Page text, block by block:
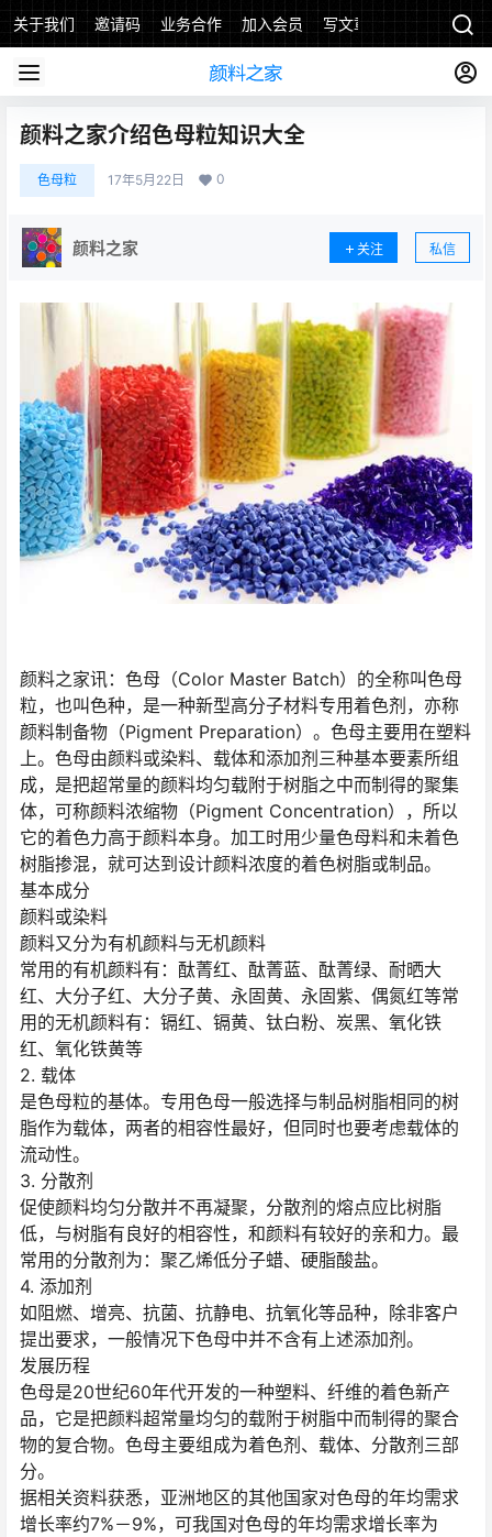
关于我们 邀请码 业务合作 加入会员 写文章
颜料之家介绍色母粒知识大全
色母粒 17年5月22日 0
颜料之家 关注 私信
颜料之家讯：色母（Color Master Batch）的全称叫色母
粒，也叫色种，是一种新型高分子材料专用着色剂，亦称
颜料制备物（Pigment Preparation）。色母主要用在塑料
上。色母由颜料或染料、载体和添加剂三种基本要素所组
成，是把超常量的颜料均匀载附于树脂之中而制得的聚集
体，可称颜料浓缩物（Pigment Concentration），所以
它的着色力高于颜料本身。加工时用少量色母料和未着色
树脂掺混，就可达到设计颜料浓度的着色树脂或制品。
基本成分
颜料或染料
颜料又分为有机颜料与无机颜料
常用的有机颜料有：酞菁红、酞菁蓝、酞菁绿、耐晒大
红、大分子红、大分子黄、永固黄、永固紫、偶氮红等常
用的无机颜料有：镉红、镉黄、钛白粉、炭黑、氧化铁
红、氧化铁黄等
2. 载体
是色母粒的基体。专用色母一般选择与制品树脂相同的树
脂作为载体，两者的相容性最好，但同时也要考虑载体的
流动性。
3. 分散剂
促使颜料均匀分散并不再凝聚，分散剂的熔点应比树脂
低，与树脂有良好的相容性，和颜料有较好的亲和力。最
常用的分散剂为：聚乙烯低分子蜡、硬脂酸盐。
4. 添加剂
如阻燃、增亮、抗菌、抗静电、抗氧化等品种，除非客户
提出要求，一般情况下色母中并不含有上述添加剂。
发展历程
色母是20世纪60年代开发的一种塑料、纤维的着色新产
品，它是把颜料超常量均匀的载附于树脂中而制得的聚合
物的复合物。色母主要组成为着色剂、载体、分散剂三部
分。
据相关资料获悉，亚洲地区的其他国家对色母的年均需求
增长率约7%－9%，可我国对色母的年均需求增长率为